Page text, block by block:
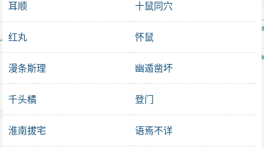
耳顺 十鼠同穴
红丸 怀鼠
漫条斯理 幽遁凿坏
千头橘 登门
淮南拔宅 语焉不详